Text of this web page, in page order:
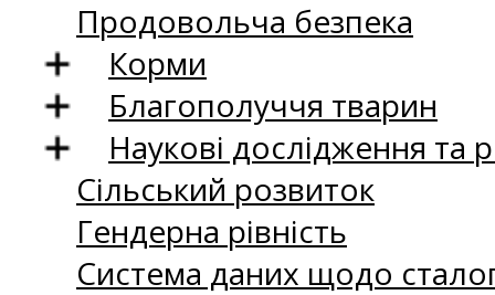
Продовольча безпека
Корми
Благополуччя тварин
Наукові дослідження та
Сільський розвиток
Гендерна рівність
Система даних щодо